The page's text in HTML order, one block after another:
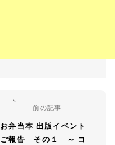
前の記事
お弁当本 出版イベント
ご報告 その１ ～ コ